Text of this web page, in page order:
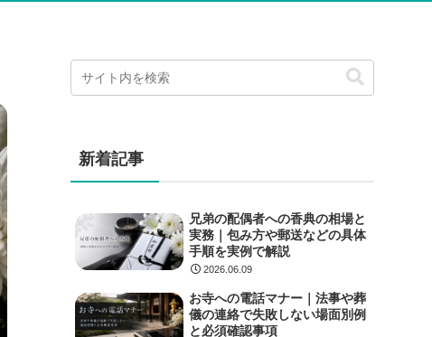
新着記事
兄弟の配偶者への香典の相場と
実務｜包み方や郵送などの具体
手順を実例で解説
2026.06.09
お寺への電話マナー｜法事や葬
儀の連絡で失敗しない場面別例
と必須確認事項